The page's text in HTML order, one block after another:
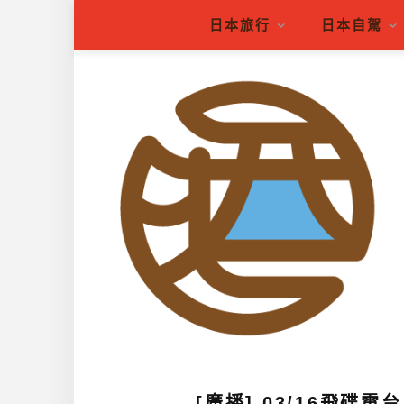
日本旅行 日本自駕